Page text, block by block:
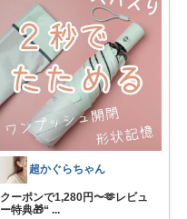
超かぐらちゃん
クーポンで1,280円〜🫶レビュ
ー特典🎁“ ...